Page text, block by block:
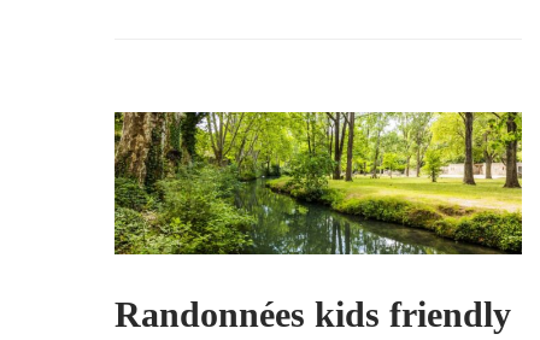
Randonnées kids friendly